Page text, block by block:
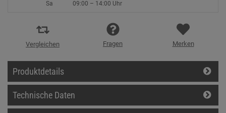
Sa
09:00 – 14:00 Uhr
Vergleichen Fragen Merken
Produktdetails
Technische Daten